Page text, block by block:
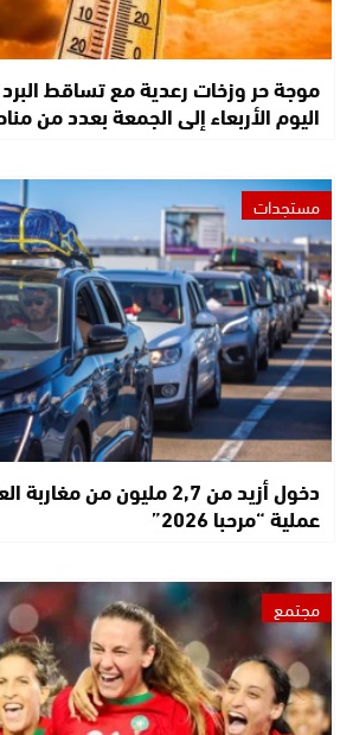
موجة حر وزخات رعدية مع تساقط
اليوم الأربعاء إلى الجمعة بعدد من
مستجدات
دخول أزيد من 2,7 مليون من
عملية “مرحبا 2026”
مجتمع